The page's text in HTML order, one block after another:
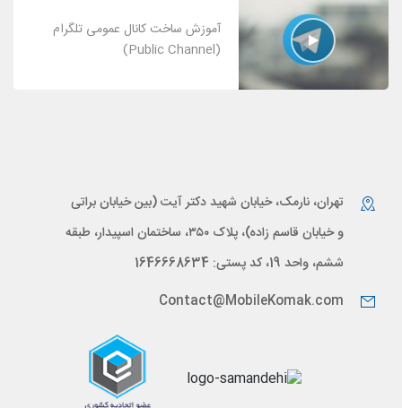
آموزش ساخت کانال عمومی تلگرام
(Public Channel)
تهران، نارمک، خیابان شهید دکتر آیت (بین خیابان براتی
و خیابان قاسم زاده)، پلاک ۳۵۰، ساختمان اسپیدار، طبقه
ششم، واحد 19، کد پستی: 1646668634
Contact@MobileKomak.com